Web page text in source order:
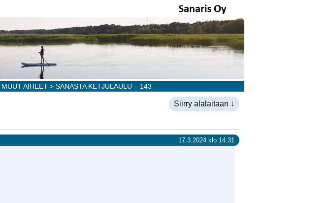
MUUT AIHEET> SANASTA KETJULAULU – 143
Siirry alalaitaan ↓
17.3.2024 klo 14:31